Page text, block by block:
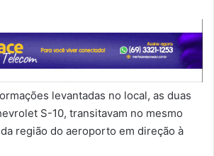
levantadas no local, as duas
S-10, transitavam no mesmo
região do aeroporto em direção à